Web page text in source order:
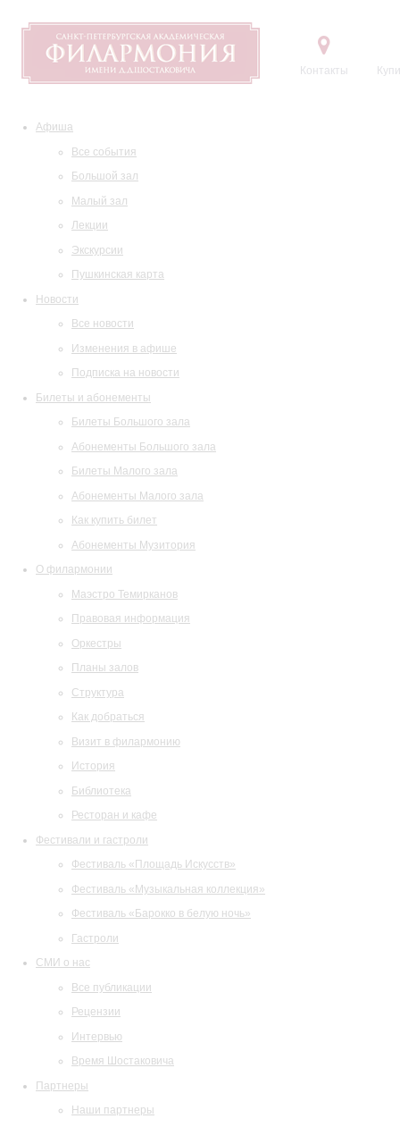
Контакты
Афиша
Все события
Большой зал
Малый зал
Лекции
Экскурсии
Пушкинская карта
Новости
Все новости
Изменения в афише
Подписка на новости
Билеты и абонементы
Билеты Большого зала
Абонементы Большого зала
Билеты Малого зала
Абонементы Малого зала
Как купить билет
Абонементы Музитория
О филармонии
Маэстро Темирканов
Правовая информация
Оркестры
Планы залов
Структура
Как добраться
Визит в филармонию
История
Библиотека
Ресторан и кафе
Фестивали и гастроли
Фестиваль «Площадь Искусств»
Фестиваль «Музыкальная коллекция»
Фестиваль «Барокко в белую ночь»
Гастроли
СМИ о нас
Все публикации
Рецензии
Интервью
Время Шостаковича
Партнеры
Наши партнеры